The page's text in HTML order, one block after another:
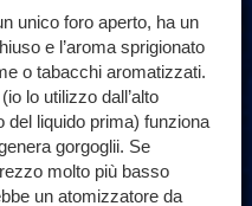
unico foro aperto, ha un
e l’aroma sprigionato
o tabacchi aromatizzati.
lo utilizzo dall’alto
del liquido prima) funziona
gorgoglii. Se
molto più basso
un atomizzatore da